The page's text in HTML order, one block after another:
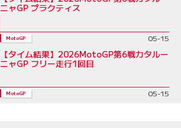
ニャGP プラクティス
MotoGP 05-15
【タイム結果】2026MotoGP第6戦カタルー
ニャGP フリー走行1回目
MotoGP 05-15